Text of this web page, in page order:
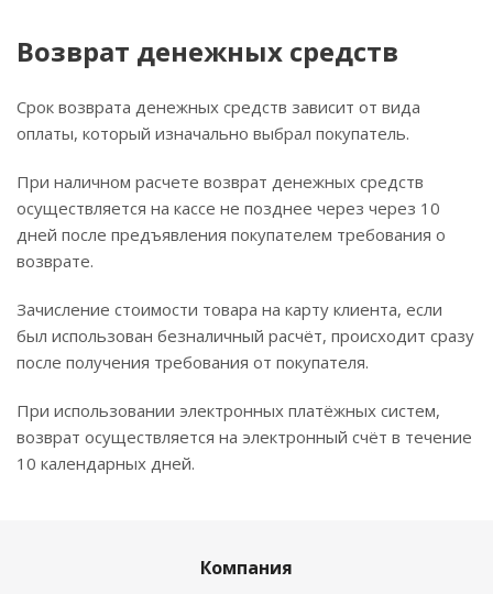
Возврат денежных средств
Срок возврата денежных средств зависит от вида
оплаты, который изначально выбрал покупатель.
При наличном расчете возврат денежных средств
осуществляется на кассе не позднее через через 10
дней после предъявления покупателем требования о
возврате.
Зачисление стоимости товара на карту клиента, если
был использован безналичный расчёт, происходит сразу
после получения требования от покупателя.
При использовании электронных платёжных систем,
возврат осуществляется на электронный счёт в течение
10 календарных дней.
Компания